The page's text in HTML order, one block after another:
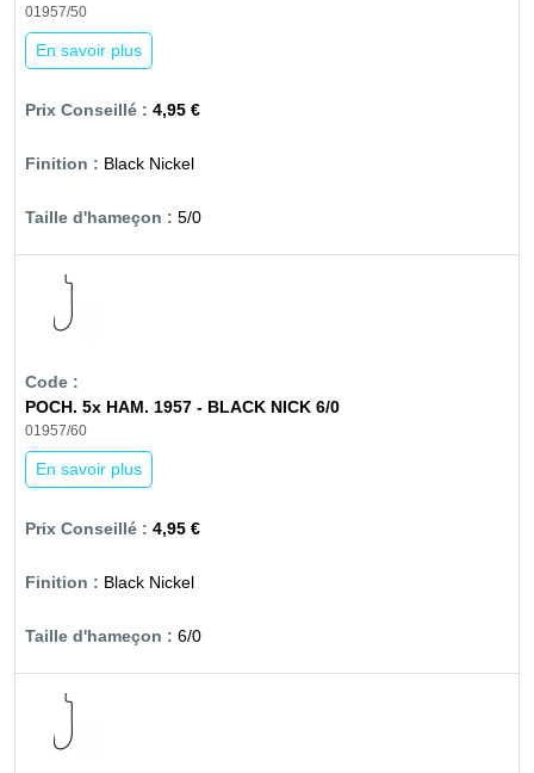
01957/50
En savoir plus
4,95 €
Black Nickel
5/0
POCH. 5x HAM. 1957 - BLACK NICK 6/0
01957/60
En savoir plus
4,95 €
Black Nickel
6/0